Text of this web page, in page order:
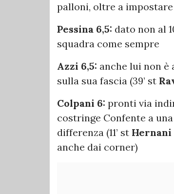
palloni, oltre a
Pessina 6,5: dato non al
squadra come sempre
Azzi 6,5: anche lui non è
sulla sua fascia (39’ st
Colpani 6: pronti via
costringe Confente a
differenza (11’ st Hernani
anche dai corner)